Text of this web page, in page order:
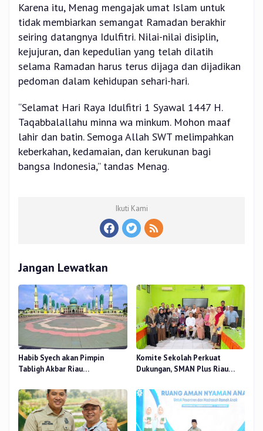
Karena itu, Menag mengajak umat Islam untuk
tidak membiarkan semangat Ramadan berakhir
seiring datangnya Idulfitri. Nilai-nilai disiplin,
kejujuran, dan kepedulian yang telah dilatih
selama Ramadan harus terus dijaga dan dijadikan
pedoman dalam kehidupan sehari-hari.
“Selamat Hari Raya Idulfitri 1 Syawal 1447 H.
Taqabbalallahu minna wa minkum. Mohon maaf
lahir dan batin. Semoga Allah SWT melimpahkan
keberkahan, kedamaian, dan kerukunan bagi
bangsa Indonesia,” tandas Menag.
Ikuti Kami
Jangan Lewatkan
Habib Syech akan Pimpin
Tabligh Akbar Riau
Nur, Besok
Komite Sekolah Perkuat
Dukungan, SMAN Plus Riau
Pendidikan